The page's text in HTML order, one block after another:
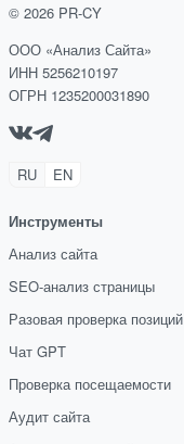
© 2026 PR-CY
ООО «Анализ Сайта»
ИНН 5256210197
ОГРН 1235200031890
RU EN
Инструменты
Анализ сайта
SEO-анализ страницы
Разовая проверка позиций
Чат GPT
Проверка посещаемости
Аудит сайта